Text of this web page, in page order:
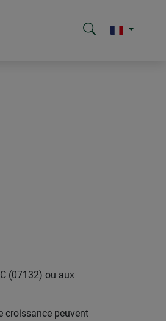
(07132) ou aux
croissance peuvent